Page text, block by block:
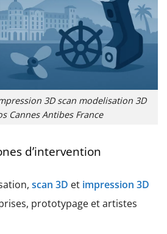
3D scan modelisation 3D
Cannes Antibes France
d’intervention
scan 3D et impression 3D
prototypage et artistes